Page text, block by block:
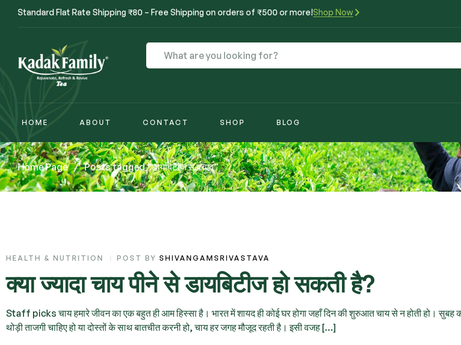
Standard Flat Rate Shipping ₹80 – Free Shipping on orders of ₹500 or more!Shop Now
HOME ABOUT CONTACT SHOP BLOG
Home Page / Posts tagged “डायबिटीज से बचाव”
HEALTH & NUTRITION POST BY SHIVANGAMSRIVASTAVA
क्या ज्यादा चाय पीने से डायबिटीज हो सकती है?
Staff picks चाय हमारे जीवन का एक बहुत ही आम हिस्सा है। भारत में शायद ही कोई घर होगा जहाँ दिन की शुरुआत चाय से न होती हो। सुबह
थोड़ी ताजगी चाहिए हो या दोस्तों के साथ बातचीत करनी हो, चाय हर जगह मौजूद रहती है। इसी वजह […]